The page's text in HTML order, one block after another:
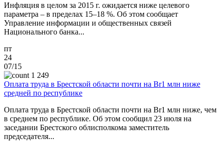
Инфляция в целом за 2015 г. ожидается ниже целевого
параметра – в пределах 15–18 %. Об этом сообщает
Управление информации и общественных связей
Национального банка...
пт
24
07/15
1 249
Оплата труда в Брестской области почти на Br1 млн ниже
средней по республике
Оплата труда в Брестской области почти на Br1 млн ниже, чем
в среднем по республике. Об этом сообщил 23 июля на
заседании Брестского облисполкома заместитель
председателя...